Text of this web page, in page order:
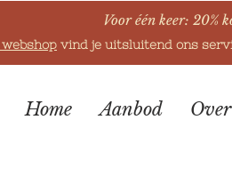
Voor één keer: 20%
vind je uitsluitend ons
Home Aanbod